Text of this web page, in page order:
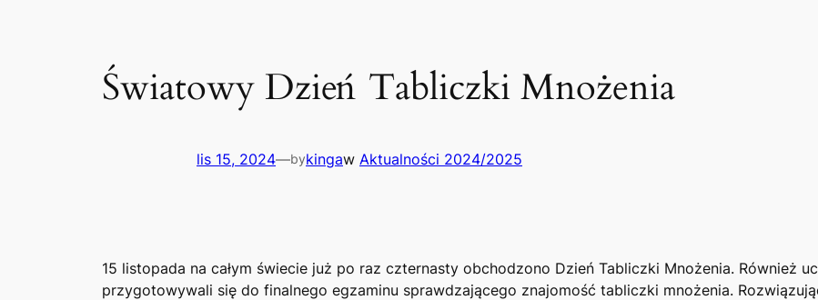
Światowy Dzień Tabliczki Mnożenia
lis 15, 2024—bykingaw Aktualności 2024/2025
15 listopada na całym świecie już po raz czternasty obchodzono Dzień Tabliczki Mnożenia. Również
przygotowywali się do finalnego egzaminu sprawdzającego znajomość tabliczki mnożenia.